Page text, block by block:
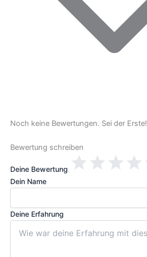
Noch keine Bewertungen. Sei der Erste!
Bewertung schreiben
Deine Bewertung
Dein Name
Deine Erfahrung